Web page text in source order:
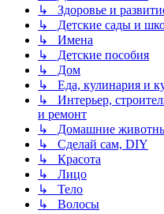
↳ Здоровье и
↳ Детские сады и
↳ Имена
↳ Детские пособия
↳ Дом
↳ Еда, кулинария и
↳ Интерьер,
и ремонт
↳ Домашние
↳ Сделай сам, DIY
↳ Красота
↳ Лицо
↳ Тело
↳ Волосы